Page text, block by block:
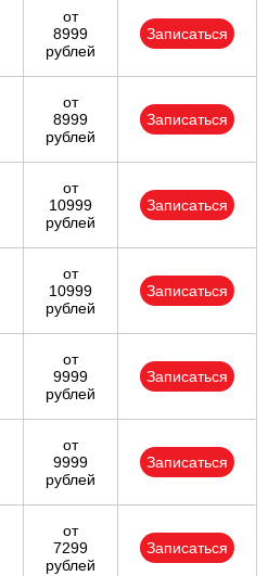
от
8999
рублей
Записаться
от
8999
рублей
Записаться
от
10999
рублей
Записаться
от
10999
рублей
Записаться
от
9999
рублей
Записаться
от
9999
рублей
Записаться
от
7299
рублей
Записаться